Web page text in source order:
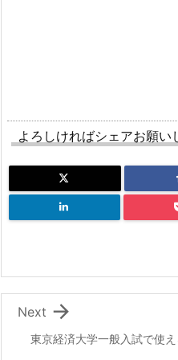
よろしければシェアお願い
東京経済大学一般入試で使

Next